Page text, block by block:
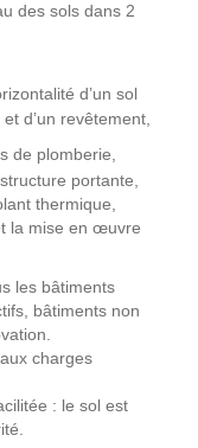
des sols dans 2
d’un sol
d’un revêtement,
de plomberie,
portante,
thermique,
la mise en œuvre
les bâtiments
bâtiments non
charges
: le sol est